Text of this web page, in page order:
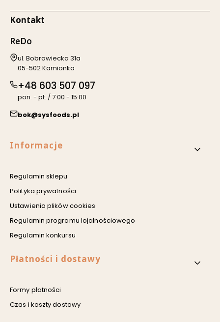
Kontakt
ReDo
Adres:
ul. Bobrowiecka 31a
05-502 Kamionka
+48 603 507 097
pon. - pt. / 7:00 - 15:00
bok@sysfoods.pl
Linki w stopce
Informacje
Regulamin sklepu
Polityka prywatności
Ustawienia plików cookies
Regulamin programu lojalnościowego
Regulamin konkursu
Płatności i dostawy
Formy płatności
Czas i koszty dostawy